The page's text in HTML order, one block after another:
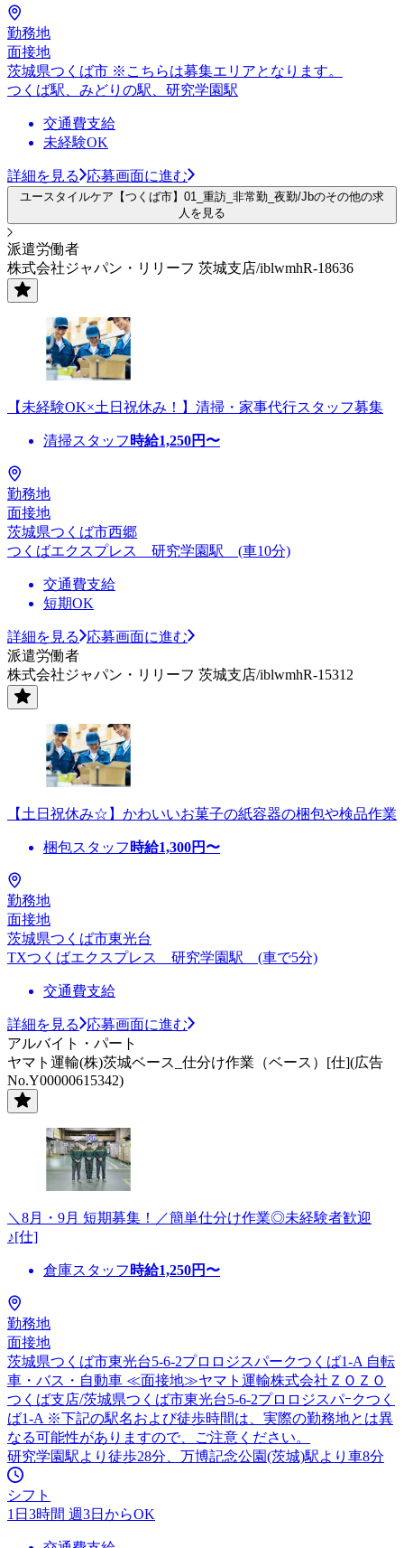
勤務地
面接地
茨城県つくば市 ※こちらは募集エリアとなります。
つくば駅、みどりの駅、研究学園駅
交通費支給
未経験OK
詳細を見る 応募画面に進む
ユースタイルケア【つくば市】01_重訪_非常勤_夜勤/Jbのその他の求
人を見る
派遣労働者
株式会社ジャパン・リリーフ 茨城支店/iblwmhR-18636
【未経験OK×土日祝休み！】清掃・家事代行スタッフ募集
清掃スタッフ 時給1,250円〜
勤務地
面接地
茨城県つくば市西郷
つくばエクスプレス 研究学園駅 (車10分)
交通費支給
短期OK
詳細を見る
応募画面に進む
派遣労働者
株式会社ジャパン・リリーフ 茨城支店/iblwmhR-15312
【土日祝休み☆】かわいいお菓子の紙容器の梱包や検品作業
梱包スタッフ 時給1,300円〜
勤務地
面接地
茨城県つくば市東光台
TXつくばエクスプレス 研究学園駅 (車で5分)
交通費支給
詳細を見る
応募画面に進む
アルバイト・パート
ヤマト運輸(株)茨城ベース_仕分け作業（ベース）[仕](広告
No.Y00000615342)
＼8月・9月 短期募集！／簡単仕分け作業◎未経験者歓迎
♪[仕]
倉庫スタッフ 時給1,250円〜
勤務地
面接地
茨城県つくば市東光台5-6-2プロロジスパークつくば1-A 自転
車・バス・自動車 ≪面接地≫ヤマト運輸株式会社ＺＯＺＯ
つくば支店/茨城県つくば市東光台5-6-2プロロジスパｰクつく
ば1-A ※下記の駅名および徒歩時間は、実際の勤務地とは異
なる可能性がありますので、ご注意ください。
研究学園駅より徒歩28分、万博記念公園(茨城)駅より車8分
シフト
1日3時間 週3日からOK